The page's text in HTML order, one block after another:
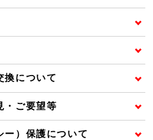
換について
・ご要望等
ー）保護について